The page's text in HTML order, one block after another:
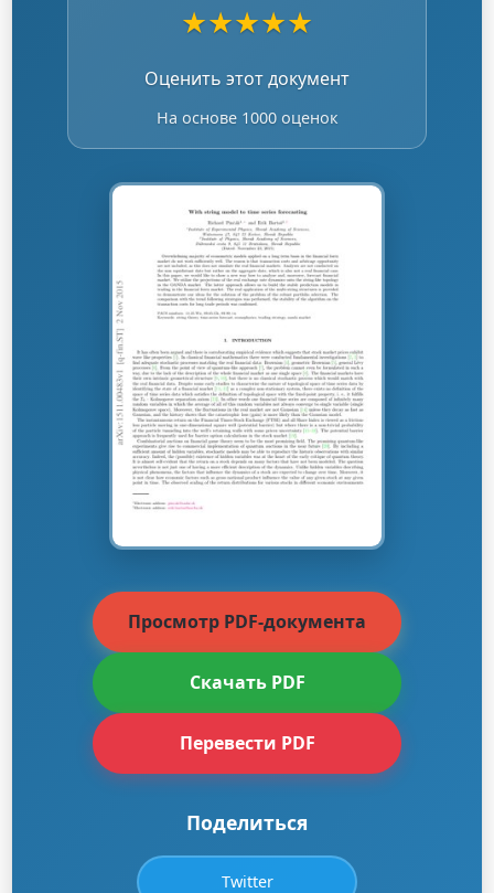
★★★★★
Оценить этот документ
На основе 1000 оценок
Просмотр PDF-документа
Скачать PDF
Перевести PDF
Поделиться
Twitter